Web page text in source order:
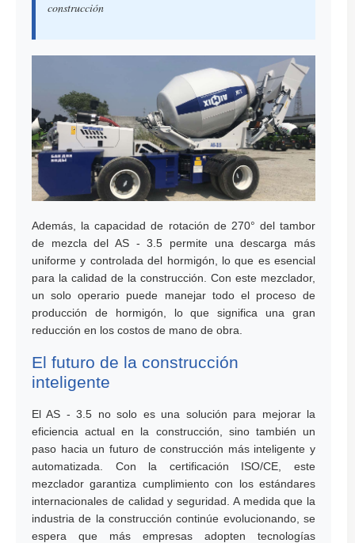
construcción
Además, la capacidad de rotación de 270° del tambor
de mezcla del AS - 3.5 permite una descarga más
uniforme y controlada del hormigón, lo que es esencial
para la calidad de la construcción. Con este mezclador,
un solo operario puede manejar todo el proceso de
producción de hormigón, lo que significa una gran
reducción en los costos de mano de obra.
El futuro de la construcción
inteligente
El AS - 3.5 no solo es una solución para mejorar la
eficiencia actual en la construcción, sino también un
paso hacia un futuro de construcción más inteligente y
automatizada. Con la certificación ISO/CE, este
mezclador garantiza cumplimiento con los estándares
internacionales de calidad y seguridad. A medida que la
industria de la construcción continúe evolucionando, se
espera que más empresas adopten tecnologías